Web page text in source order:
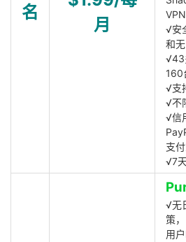
名
月
√安
和
√43
160
√支
√不
√信
支
√7
√无
策
用